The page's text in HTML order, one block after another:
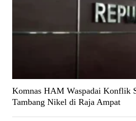
Komnas HAM Waspadai Konflik
Tambang Nikel di Raja Ampat